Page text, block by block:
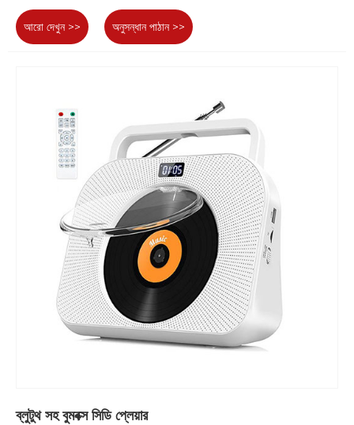
আরো দেখুন >> অনুসন্ধান পাঠান >>
ব্লুটুথ সহ বুমবক্স সিডি প্লেয়ার